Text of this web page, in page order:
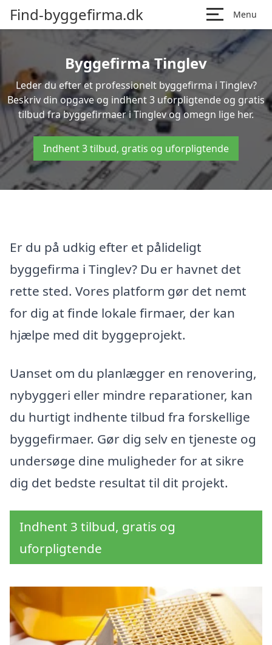
Find-byggefirma.dk Menu
Byggefirma Tinglev
Leder du efter et professionelt byggefirma i Tinglev?
Beskriv din opgave og indhent 3 uforpligtende og gratis
tilbud fra byggefirmaer i Tinglev og omegn lige her.
Indhent 3 tilbud, gratis og uforpligtende
Er du på udkig efter et pålideligt
byggefirma i Tinglev? Du er havnet det
rette sted. Vores platform gør det nemt
for dig at finde lokale firmaer, der kan
hjælpe med dit byggeprojekt.
Uanset om du planlægger en renovering,
nybyggeri eller mindre reparationer, kan
du hurtigt indhente tilbud fra forskellige
byggefirmaer. Gør dig selv en tjeneste og
undersøge dine muligheder for at sikre
dig det bedste resultat til dit projekt.
Indhent 3 tilbud, gratis og
uforpligtende